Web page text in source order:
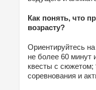
Как понять, что
возрасту?
Ориентируйтесь
не более 60 минут
квесты с
соревнования и